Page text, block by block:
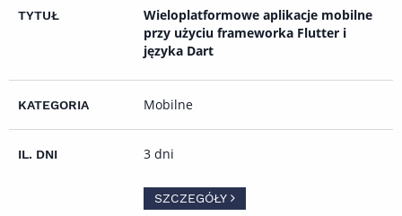
Wieloplatformowe aplikacje mobilne
przy użyciu frameworka Flutter i
języka Dart
Mobilne
3 dni
SZCZEGÓŁY